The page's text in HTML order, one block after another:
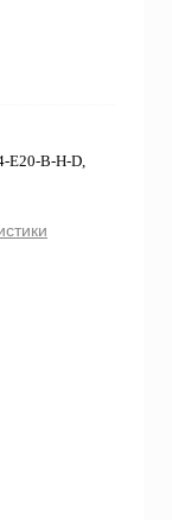
E20-B-H-D,